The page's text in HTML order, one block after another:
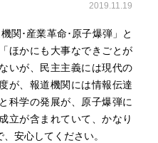
2019.11.19
関･産業革命･原子爆弾」と
ほかにも大事なできごとが
いが、民主主義には現代の
が、報道機関には情報伝達
科学の発展が、原子爆弾に
立が含まれていて、かなり
安心してください。